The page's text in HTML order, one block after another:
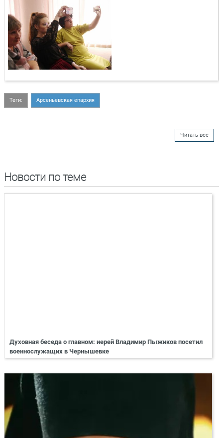
Теги: Арсеньевская епархия
Читать все
Новости по теме
Духовная беседа о главном: иерей Владимир Пыжиков посетил
военнослужащих в Чернышевке